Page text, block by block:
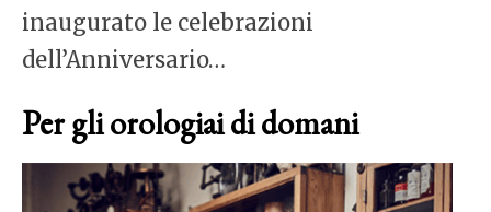
inaugurato le celebrazioni
dell’Anniversario…
Per gli orologiai di domani